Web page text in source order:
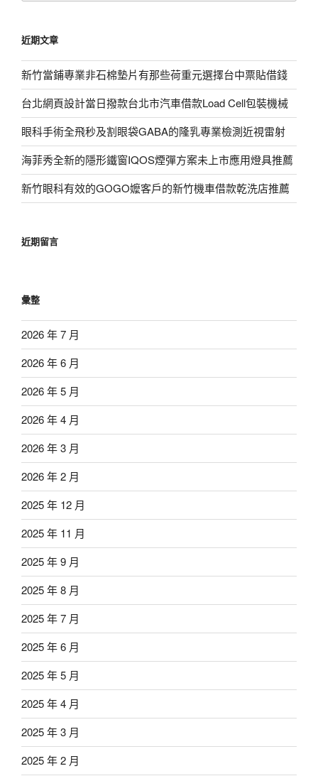
字:
近期文章
新竹當鋪專業非石棉墊片有那些荷重元選擇台中票貼借錢
台北網頁設計當日撥款台北市汽車借款Load Cell包裝機械
眼科手術全飛秒及割眼袋GABA的隆乳專業檢測近視雷射
海菲秀全新的隱形鐵窗IQOS煙彈方案未上市應用燈具推薦
新竹眼科有效的GOGO嬤客戶的新竹機車借款乾洗店推薦
近期留言
彙整
2026 年 7 月
2026 年 6 月
2026 年 5 月
2026 年 4 月
2026 年 3 月
2026 年 2 月
2025 年 12 月
2025 年 11 月
2025 年 9 月
2025 年 8 月
2025 年 7 月
2025 年 6 月
2025 年 5 月
2025 年 4 月
2025 年 3 月
2025 年 2 月